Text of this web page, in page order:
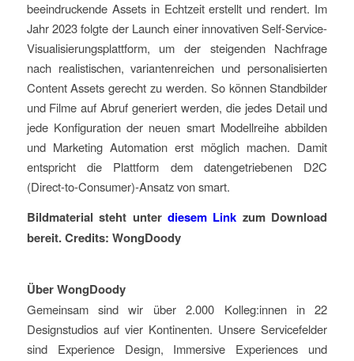
beeindruckende Assets in Echtzeit erstellt und rendert. Im
Jahr 2023 folgte der Launch einer innovativen Self-Service-
Visualisierungsplattform, um der steigenden Nachfrage
nach realistischen, variantenreichen und personalisierten
Content Assets gerecht zu werden. So können Standbilder
und Filme auf Abruf generiert werden, die jedes Detail und
jede Konfiguration der neuen smart Modellreihe abbilden
und Marketing Automation erst möglich machen. Damit
entspricht die Plattform dem datengetriebenen D2C
(Direct-to-Consumer)-Ansatz von smart.
Bildmaterial steht unter diesem Link zum Download
bereit. Credits: WongDoody
Über WongDoody
Gemeinsam sind wir über 2.000 Kolleg:innen in 22
Designstudios auf vier Kontinenten. Unsere Servicefelder
sind Experience Design, Immersive Experiences und